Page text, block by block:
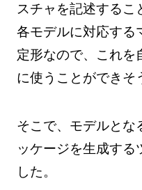
スチャを記述するこ
各モデルに対応する
定形なので、これを
に使うことができそ
そこで、モデルとな
ッケージを生成する
した。